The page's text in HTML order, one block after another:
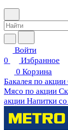
Войти
0
Избранное
0 Корзина
Бакалея по акции
Мясо по акции
акции Напитки